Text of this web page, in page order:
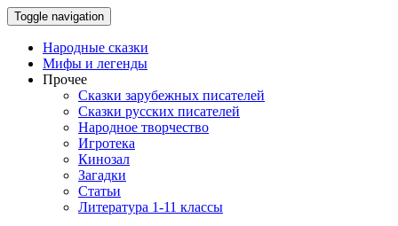
Toggle navigation
Народные сказки
Мифы и легенды
Прочее
Сказки зарубежных писателей
Сказки русских писателей
Народное творчество
Игротека
Кинозал
Загадки
Статьи
Литература 1-11 классы